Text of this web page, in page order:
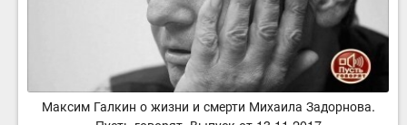
Максим Галкин о жизни и смерти Михаила Задорнова.